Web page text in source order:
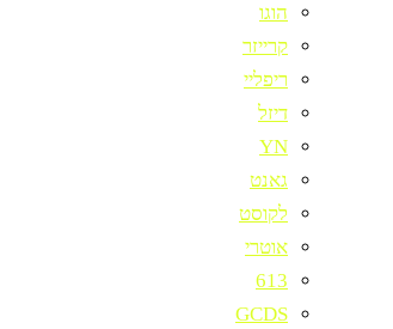
הוגו
קרייזר
ריפליי
דיזל
YN
גאנט
לקוסט
אוטרי
613
GCDS